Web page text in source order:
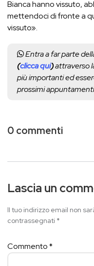
Bianca hanno vissuto,
mettendoci di fronte a
vissuto».
Entra a far parte
(clicca qui)attraverso
più importanti ed
prossimi
0 commenti
Lascia un
Il tuo indirizzo email non
contrassegnati *
Commento*